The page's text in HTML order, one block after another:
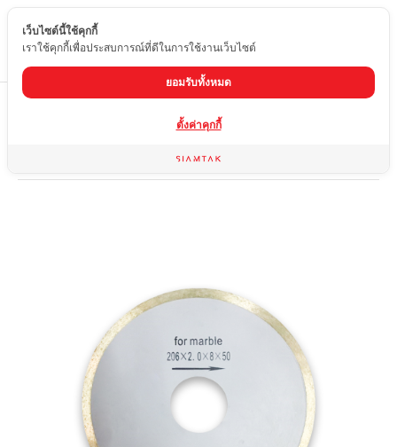
TH
ใบตัดหินอ่อน หินแกรนิต หินอ่อนเทียม
เว็บไซต์นี้ใช้คุกกี้
เราใช้คุกกี้เพื่อประสบการณ์ที่ดีในการใช้งานเว็บไซต์
ยอมรับทั้งหมด
ตั้งค่าคุกกี้